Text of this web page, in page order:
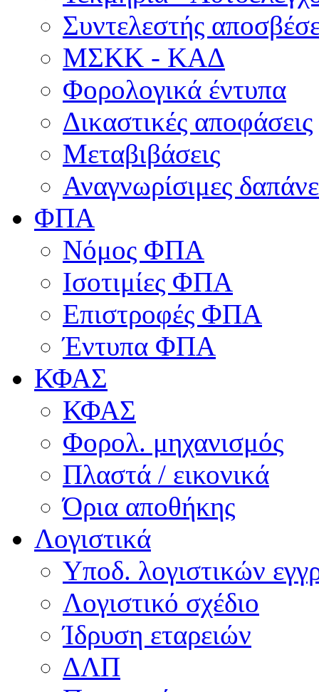
Συντελεστής
ΜΣKΚ - ΚΑΔ
Φορολογικά έντυπα
Δικαστικές αποφάσεις
Μεταβιβάσεις
Αναγνωρίσιμες
ΦΠΑ
Νόμος ΦΠΑ
Ισοτιμίες ΦΠΑ
Επιστροφές ΦΠΑ
Έντυπα ΦΠΑ
ΚΦΑΣ
ΚΦΑΣ
Φορολ. μηχανισμός
Πλαστά / εικονικά
Όρια αποθήκης
Λογιστικά
Υποδ. λογιστικών
Λογιστικό σχέδιο
Ίδρυση εταρειών
ΔΛΠ